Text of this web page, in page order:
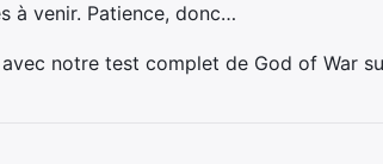
à venir. Patience, donc…
notre test complet de God of War